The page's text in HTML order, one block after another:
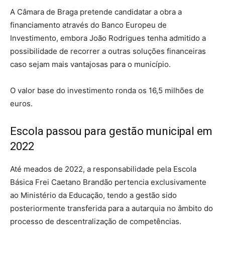
A Câmara de Braga pretende candidatar a obra a
financiamento através do Banco Europeu de
Investimento, embora João Rodrigues tenha admitido a
possibilidade de recorrer a outras soluções financeiras
caso sejam mais vantajosas para o município.
O valor base do investimento ronda os 16,5 milhões de
euros.
Escola passou para gestão municipal em
2022
Até meados de 2022, a responsabilidade pela Escola
Básica Frei Caetano Brandão pertencia exclusivamente
ao Ministério da Educação, tendo a gestão sido
posteriormente transferida para a autarquia no âmbito do
processo de descentralização de competências.